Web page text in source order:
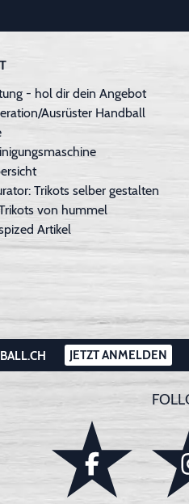
- hol dir dein Angebot
Ausrüster Handball
Trikots selber gestalten
von hummel
Artikel
JETZT ANMELDEN